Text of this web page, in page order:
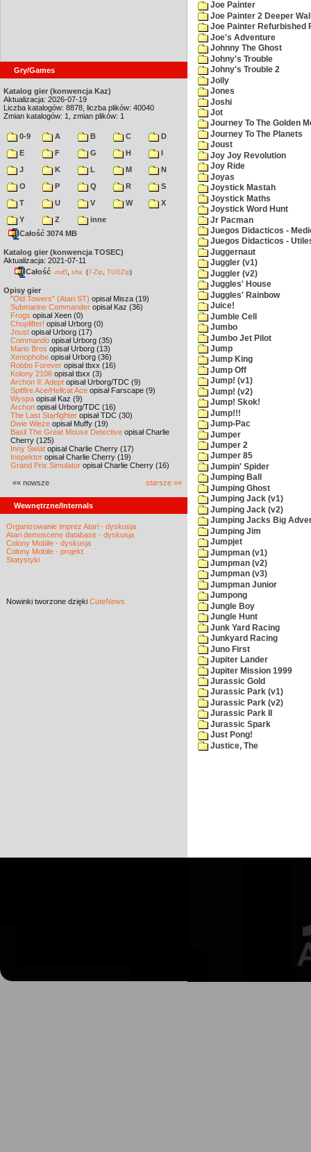
Gry/Games
Katalog gier (konwencja Kaz)
Aktualizacja: 2026-07-19
Liczba katalogów: 8878, liczba plików: 40040
Zmian katalogów: 1, zmian plików: 1
0-9 A B C
D
E
F G H
I
J
K L M
N
O
P Q R
S
T
U V W
X
Y
Z
inne
Całość 3074 MB
Katalog gier (konwencja TOSEC)
Aktualizacja: 2021-07-11
Całość md5 sha (7-Zip TUGZip)
Opisy gier
"Old Towers" (Atari ST) opisał Misza (19)
Submarine Commander opisał Kaz (36)
Frogs opisał Xeen (0)
Choplifter! opisał Urborg (0)
Joust opisał Urborg (17)
Commando opisał Urborg (35)
Mario Bros opisał Urborg (13)
Xenophobe opisał Urborg (36)
Robbo Forever opisał tbxx (16)
Kolony 2106 opisał tbxx (3)
Archon II: Adept opisał Urborg/TDC (9)
Spitfire Ace/Hellcat Ace opisał Farscape (9)
Wyspa opisał Kaz (9)
Archon opisał Urborg/TDC (16)
The Last Starfighter opisał TDC (30)
Dwie Wieże opisał Muffy (19)
Basil The Great Mouse Detective opisał Charlie
Cherry (125)
Inny Świat opisał Charlie Cherry (17)
Inspektor opisał Charlie Cherry (19)
Grand Prix Simulator opisał Charlie Cherry (16)
«« nowsze starsze »»
Wewnętrzne/Internals
Organizowanie imprez Atari - dyskusja
Atari demoscene database - dyskusja
Colony Mobile - dyskusja
Colony Mobile - projekt
Statystyki
Nowinki tworzone dzięki CuteNews
Joe Painter
Joe Painter 2 Deeper
Joe Painter Refurbished
Joe's Adventure
Johnny The Ghost
Johny's Trouble
Johny's Trouble 2
Jolly
Jones
Joshi
Jot
Journey To The Golden
Journey To The Planets
Joust
Joy Joy Revolution
Joy Ride
Joyas
Joystick Mastah
Joystick Maths
Joystick Word Hunt
Jr Pacman
Juegos Didacticos -
Juegos Didacticos -
Juggernaut
Juggler (v1)
Juggler (v2)
Juggles' House
Juggles' Rainbow
Juice!
Jumble Cell
Jumbo
Jumbo Jet Pilot
Jump
Jump King
Jump Off
Jump! (v1)
Jump! (v2)
Jump! Skok!
Jump!!!
Jump-Pac
Jumper
Jumper 2
Jumper 85
Jumpin' Spider
Jumping Ball
Jumping Ghost
Jumping Jack (v1)
Jumping Jack (v2)
Jumping Jacks Big
Jumping Jim
Jumpjet
Jumpman (v1)
Jumpman (v2)
Jumpman (v3)
Jumpman Junior
Jumpong
Jungle Boy
Jungle Hunt
Junk Yard Racing
Junkyard Racing
Juno First
Jupiter Lander
Jupiter Mission 1999
Jurassic Gold
Jurassic Park (v1)
Jurassic Park (v2)
Jurassic Park II
Jurassic Spark
Just Pong!
Justice, The